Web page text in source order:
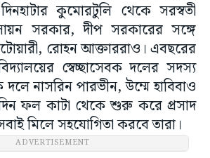
কুমোরটুলি থেকে সরস্বতী
সরকার, দীপ সরকারের সঙ্গে
রোহন আক্তাররাও। এবছরের
স্বেচ্ছাসেবক দলের সদস্য
দলে নাসরিন পারভীন, উম্মে হাবিবাও
ফল কাটা থেকে শুরু করে প্রসাদ
মিলে সহযোগিতা করবে তারা।
ADVERTISEMENT